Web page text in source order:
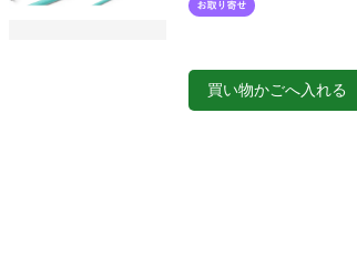
買い物かごへ入れる